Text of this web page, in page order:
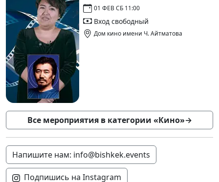
01 ФЕВ СБ 11:00
Вход свободный
Дом кино имени Ч. Айтматова
Все мероприятия в категории «Кино»→
Напишите нам: info@bishkek.events
Подпишись на Instagram